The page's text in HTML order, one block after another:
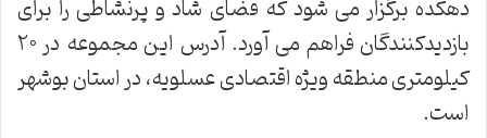
دهکده برگزار می شود که فضای شاد و پرنشاطی را برای
بازدیدکنندگان فراهم می آورد. آدرس این مجموعه در ۲۰
کیلومتری منطقه ویژه اقتصادی عسلویه، در استان بوشهر
است.